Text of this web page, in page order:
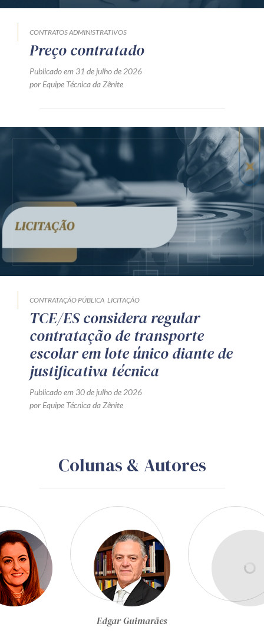
CONTRATOS ADMINISTRATIVOS
Preço contratado
Publicado em 31 de julho de 2026
por Equipe Técnica da Zênite
CONTRATAÇÃO PÚBLICA LICITAÇÃO
TCE/ES considera regular
contratação de transporte
escolar em lote único diante de
justificativa técnica
Publicado em 30 de julho de 2026
por Equipe Técnica da Zênite
Colunas & Autores
Egon Bockmann Moreira